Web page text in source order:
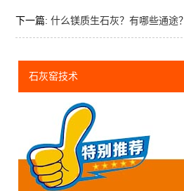
下一篇: 什么镁质生石灰？有哪些通途？
石灰窑技术